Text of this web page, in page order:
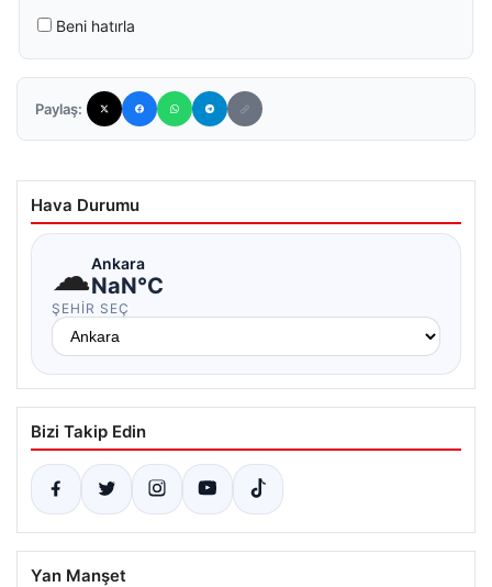
Beni hatırla
Paylaş:
Hava Durumu
☁Ankara
NaN°C
ŞEHIR SEÇ
Bizi Takip Edin
Yan Manşet